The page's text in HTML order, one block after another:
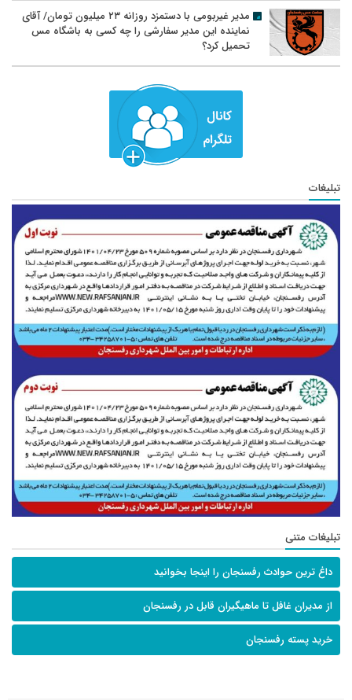
مدیر غیربومی با دستمزد روزانه ۲۳ میلیون تومان/ آقای
نماینده این مدیر سفارشی را چه کسی به باشگاه مس
تحمیل کرد؟
تبلیغات
تبلیغات متنی
داغ ترین حوادث رفسنجان را اینجا بخوانید
از مدیران غافل تا ماهیگیران قابل در رفسنجان
خرید پسته رفسنجان